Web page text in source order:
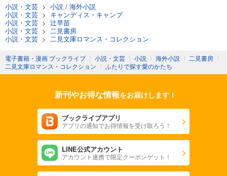
小説・文芸 > 小説 / 海外小説
小説・文芸 > キャンディス・キャンプ
小説・文芸 > 辻早苗
小説・文芸 > 二見書房
小説・文芸 > 二見文庫ロマンス・コレクション
電子書籍・漫画 ブックライブ 〉 小説・文芸 〉 小説 〉 海外小説 〉 二見書房 〉
二見文庫ロマンス・コレクション 〉 ふたりで探す愛のかたち
新刊やお得な情報をお届けします！
ブックライブアプリ
アプリの通知でお得情報を受け取ろう！
LINE公式アカウント
アカウント連携で限定クーポンゲット！